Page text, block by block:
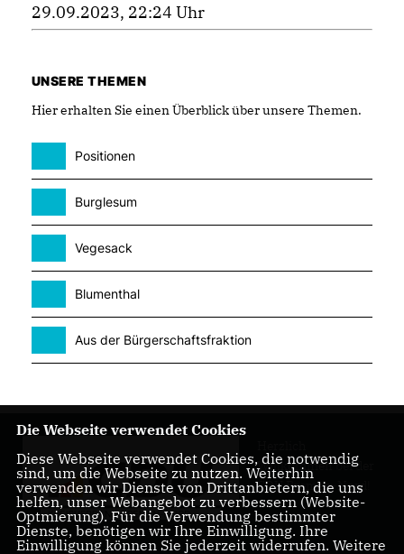
29.09.2023, 22:24 Uhr
UNSERE THEMEN
Hier erhalten Sie einen Überblick über unsere Themen.
Positionen
Burglesum
Vegesack
Blumenthal
Aus der Bürgerschaftsfraktion
Willkommen bei der
CDU Bremen-Nord!
Die Webseite verwendet Cookies
Diese Webseite verwendet Cookies, die notwendig
sind, um die Webseite zu nutzen. Weiterhin
verwenden wir Dienste von Drittanbietern, die uns
helfen, unser Webangebot zu verbessern (Website-
Optmierung). Für die Verwendung bestimmter
Dienste, benötigen wir Ihre Einwilligung. Ihre
Einwilligung können Sie jederzeit widerrufen. Weitere